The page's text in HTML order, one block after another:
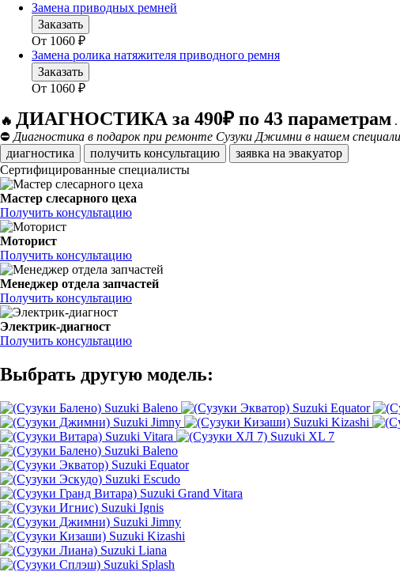
Замена приводных ремней
Заказать
От 1060 ₽
Замена ролика натяжителя приводного ремня
Заказать
От 1060 ₽
🔥 ДИАГНОСТИКА за 490₽ по 43 параметрам .
⛔ Диагностика в подарок при ремонте Сузуки Джимни в нашем
диагностика
получить консультацию
заявка на эвакуатор
Сертифицированные специалисты
Мастер слесарного цеха
Получить консультацию
Моторист
Получить консультацию
Менеджер отдела запчастей
Получить консультацию
Электрик-диагност
Получить консультацию
Выбрать другую модель:
Suzuki Baleno Suzuki Equator
Suzuki Jimny
Suzuki Kizashi
Suzuki Vitara
Suzuki XL 7
Suzuki Baleno
Suzuki Equator
Suzuki Escudo
Suzuki Grand Vitara
Suzuki Ignis
Suzuki Jimny
Suzuki Kizashi
Suzuki Liana
Suzuki Splash